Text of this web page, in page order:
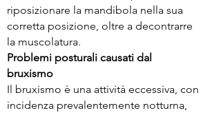
riposizionare la mandibola nella sua
corretta posizione, oltre a decontrarre
la muscolatura.
Problemi posturali causati dal
bruxismo
Il bruxismo è una attività eccessiva, con
incidenza prevalentemente notturna,